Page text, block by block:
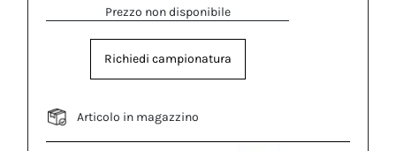
Prezzo non disponibile
Richiedi campionatura
Articolo in magazzino